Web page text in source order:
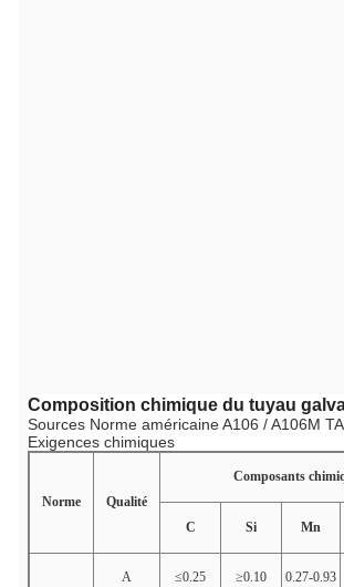
Composition chimique du tuyau
Sources Norme américaine A106 / A106M
Exigences chimiques
Norme Qualité
Composants
C Si Mn
A ≤0.25 ≥0.10 0.27-0.93